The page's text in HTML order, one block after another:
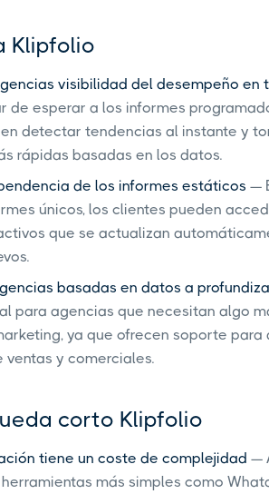
Klipfolio
visibilidad del desempeño en
de esperar a los informes
detectar tendencias al instante y
rápidas basadas en los datos.
de los informes estáticos —
únicos, los clientes pueden
que se actualizan
basadas en datos a
para agencias que necesitan algo
ya que ofrecen soporte para
ventas y comerciales.
corto Klipfolio
tiene un coste de complejidad —
más simples como